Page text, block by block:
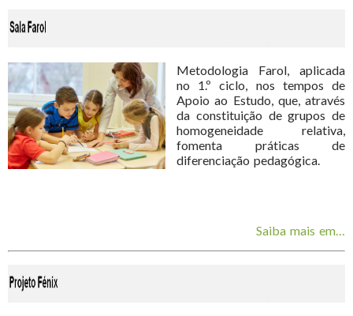
Metodologia Farol, aplicada
no 1.º ciclo, nos tempos de
Apoio ao Estudo, que, através
da constituição de grupos de
homogeneidade relativa,
fomenta práticas de
diferenciação pedagógica.
Saiba mais em…